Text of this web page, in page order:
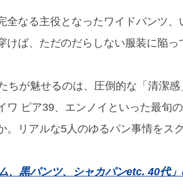
全なる主役となったワイドパンツ
けば、ただのだらしない服装に陥っ
ちが魅せるのは、圧倒的な「清潔
ワ ピア39、エンノイといった最旬
。リアルな5人のゆるパン事情をスク
、黒パンツ、シャカパンetc. 40代